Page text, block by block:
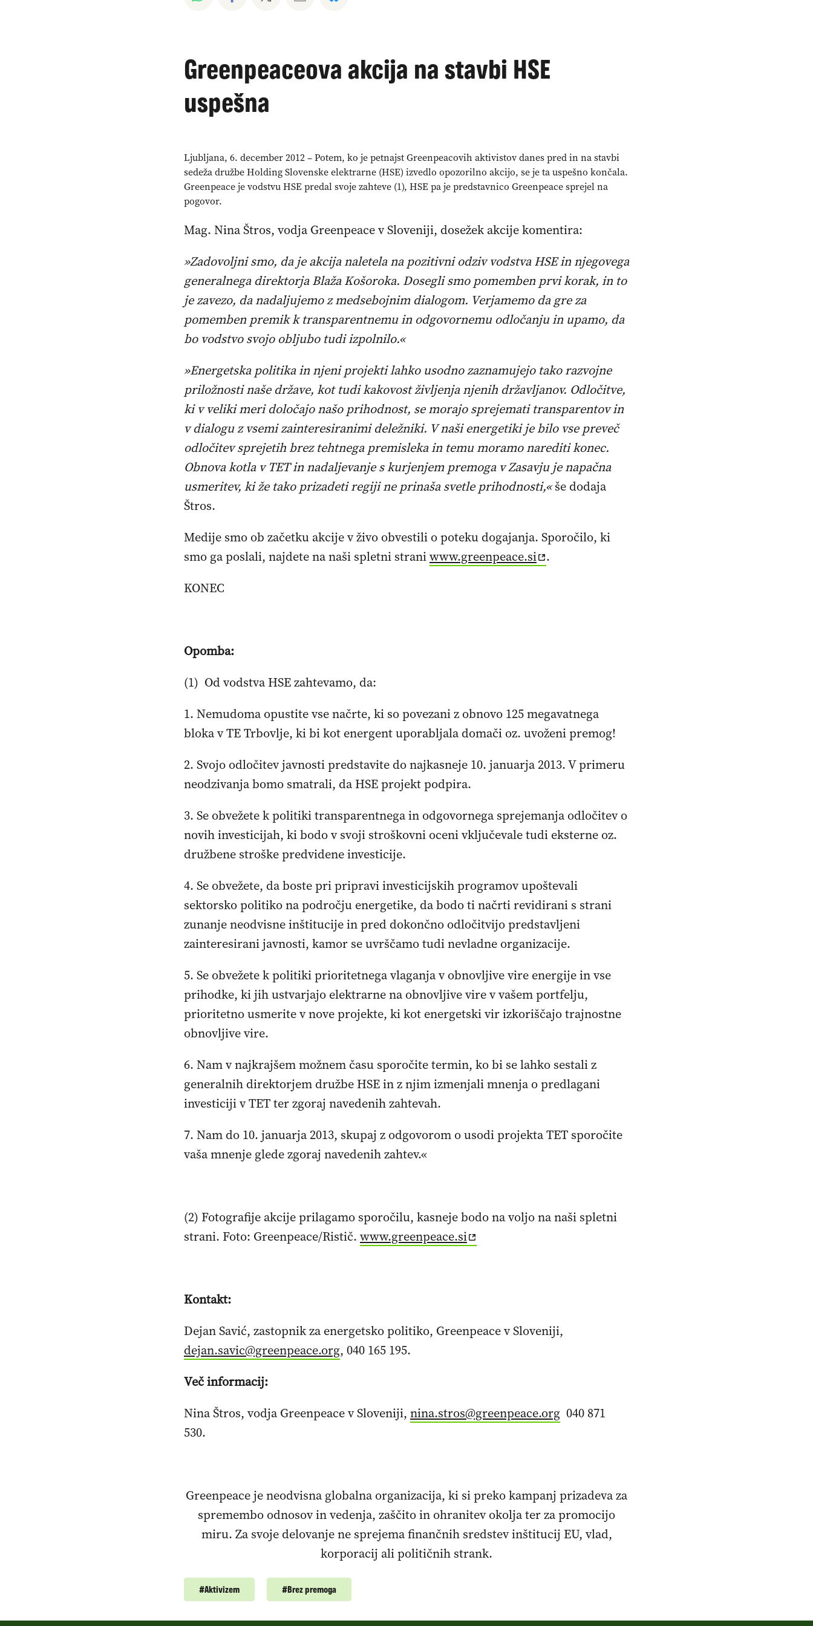
Greenpeaceova akcija na stavbi HSE
uspešna
Ljubljana, 6. december 2012 – Potem, ko je petnajst Greenpeacovih aktivistov danes pred in na stavbi
sedeža družbe Holding Slovenske elektrarne (HSE) izvedlo opozorilno akcijo, se je ta uspešno končala.
Greenpeace je vodstvu HSE predal svoje zahteve (1), HSE pa je predstavnico Greenpeace sprejel na
pogovor.
Mag. Nina Štros, vodja Greenpeace v Sloveniji, dosežek akcije komentira:
»Zadovoljni smo, da je akcija naletela na pozitivni odziv vodstva HSE in njegovega
generalnega direktorja Blaža Košoroka. Dosegli smo pomemben prvi korak, in to
je zavezo, da nadaljujemo z medsebojnim dialogom. Verjamemo da gre za
pomemben premik k transparentnemu in odgovornemu odločanju in upamo, da
bo vodstvo svojo obljubo tudi izpolnilo.«
»Energetska politika in njeni projekti lahko usodno zaznamujejo tako razvojne
priložnosti naše države, kot tudi kakovost življenja njenih državljanov. Odločitve,
ki v veliki meri določajo našo prihodnost, se morajo sprejemati transparentov in
v dialogu z vsemi zainteresiranimi deležniki. V naši energetiki je bilo vse preveč
odločitev sprejetih brez tehtnega premisleka in temu moramo narediti konec.
Obnova kotla v TET in nadaljevanje s kurjenjem premoga v Zasavju je napačna
usmeritev, ki že tako prizadeti regiji ne prinaša svetle prihodnosti,«še dodaja
Štros.
Medije smo ob začetku akcije v živo obvestili o poteku dogajanja. Sporočilo, ki
smo ga poslali, najdete na naši spletni straniwww.greenpeace.si
.
KONEC
Opomba:
(1) Od vodstva HSE zahtevamo, da:
1. Nemudoma opustite vse načrte, ki so povezani z obnovo 125 megavatnega
bloka v TE Trbovlje, ki bi kot energent uporabljala domači oz. uvoženi premog!
2. Svojo odločitev javnosti predstavite do najkasneje 10. januarja 2013. V primeru
neodzivanja bomo smatrali, da HSE projekt podpira.
3. Se obvežete k politiki transparentnega in odgovornega sprejemanja odločitev o
novih investicijah, ki bodo v svoji stroškovni oceni vključevale tudi eksterne oz.
družbene stroške predvidene investicije.
4. Se obvežete, da boste pri pripravi investicijskih programov upoštevali
sektorsko politiko na področju energetike, da bodo ti načrti revidirani s strani
zunanje neodvisne inštitucije in pred dokončno odločitvijo predstavljeni
zainteresirani javnosti, kamor se uvrščamo tudi nevladne organizacije.
5. Se obvežete k politiki prioritetnega vlaganja v obnovljive vire energije in vse
prihodke, ki jih ustvarjajo elektrarne na obnovljive vire v vašem portfelju,
prioritetno usmerite v nove projekte, ki kot energetski vir izkoriščajo trajnostne
obnovljive vire.
6. Nam v najkrajšem možnem času sporočite termin, ko bi se lahko sestali z
generalnih direktorjem družbe HSE in z njim izmenjali mnenja o predlagani
investiciji v TET ter zgoraj navedenih zahtevah.
7. Nam do 10. januarja 2013, skupaj z odgovorom o usodi projekta TET sporočite
vaša mnenje glede zgoraj navedenih zahtev.«
(2) Fotografije akcije prilagamo sporočilu, kasneje bodo na voljo na naši spletni
strani. Foto: Greenpeace/Ristič. www.greenpeace.si
Kontakt:
Dejan Savić, zastopnik za energetsko politiko, Greenpeace v Sloveniji,
dejan.savic@greenpeace.org, 040 165 195.
Več informacij:
Nina Štros, vodja Greenpeace v Sloveniji, nina.stros@greenpeace.org 040 871
530.
Greenpeace je neodvisna globalna organizacija, ki si preko kampanj prizadeva za
spremembo odnosov in vedenja, zaščito in ohranitev okolja ter za promocijo
miru. Za svoje delovanje ne sprejema finančnih sredstev inštitucij EU, vlad,
korporacij ali političnih strank.
#Aktivizem #Brez premoga